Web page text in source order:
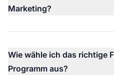
Marketing?
Wie wähle ich das richtige
Programm aus?